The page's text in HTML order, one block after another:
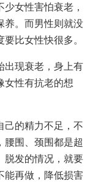
女性害怕衰老，
养。而男性则就没
比女性快很多。
出现衰老，身上有
女性有抗老的想
己的精力不足，不
腰围、颈围都是超
脱发的情况，就要
能再做，降低损害